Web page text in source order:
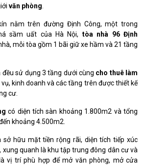
văn phòng
nằm trên đường Định Công, một trong
sầm uất của Hà Nội, tòa nhà
96 Định
mỗi tòa gồm 1 bãi giữ xe hầm và 21 tầng
sử dụng 3 tầng dưới cùng cho thuê làm
vụ, kinh doanh và các tầng trên được thiết kế
cư.
có diện tích sàn khoảng 1.800m2 và tổng
khoảng 4.500m2.
sở hữu mặt tiền rộng rãi, diện tích tiếp xúc
xung quanh là khu tập trung đông dân cư và
vị trí phù hợp để mở văn phòng, mở cửa